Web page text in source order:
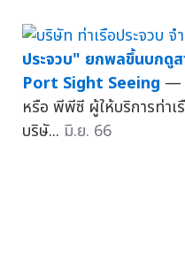
ประจวบ" ยกพลขึ้นบกดู
Port Sight Seeing —
หรือ พีพีซี ผู้ให้บริการท่า
บริษั... มิ.ย. 66